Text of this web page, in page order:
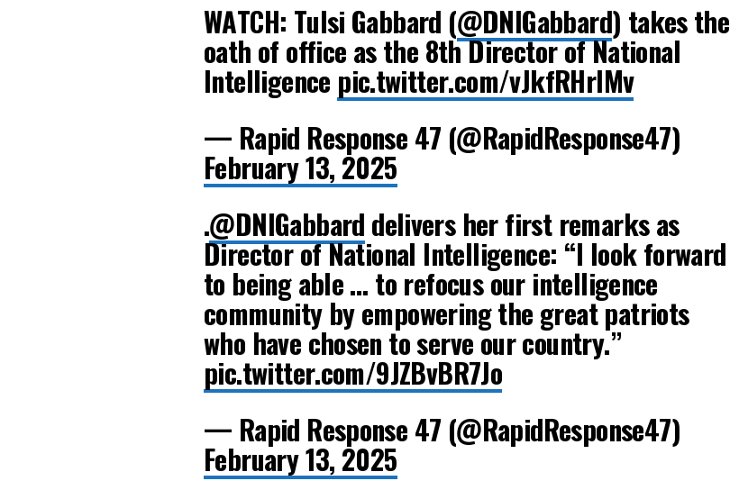
WATCH: Tulsi Gabbard (@DNIGabbard) takes the
oath of office as the 8th Director of National
Intelligence pic.twitter.com/vJkfRHrIMv
— Rapid Response 47 (@RapidResponse47)
February 13, 2025
.@DNIGabbard delivers her first remarks as
Director of National Intelligence: “I look forward
to being able … to refocus our intelligence
community by empowering the great patriots
who have chosen to serve our country.”
pic.twitter.com/9JZBvBR7Jo
— Rapid Response 47 (@RapidResponse47)
February 13, 2025